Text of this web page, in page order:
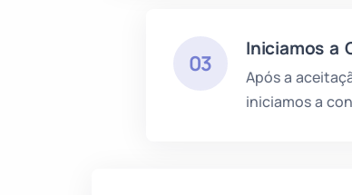
03
Iniciamos a
Após a
iniciamos a